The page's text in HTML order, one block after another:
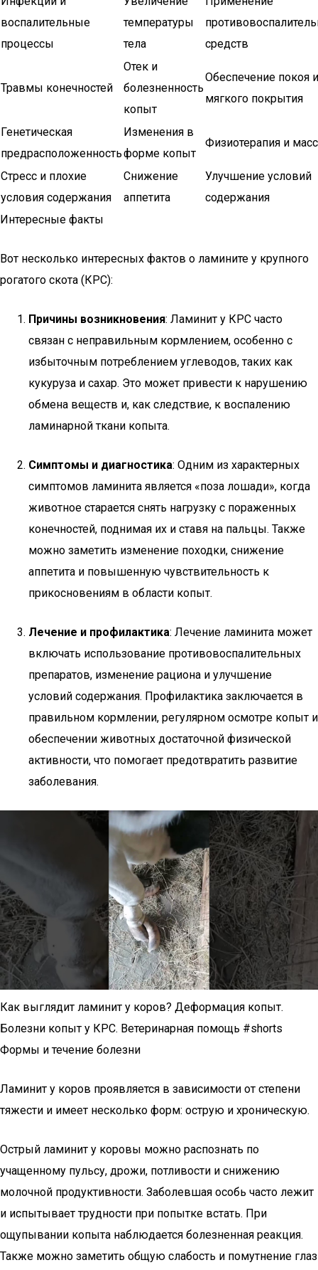
воспалительные
процессы
температуры
тела
средств
Травмы конечностей
Отек и
болезненность
копыт
Обеспечение покоя и
мягкого покрытия
Генетическая
предрасположенность
Изменения в
форме копыт
Физиотерапия и
Стресс и плохие
условия содержания
Снижение
аппетита
Улучшение условий
содержания
Интересные факты
Вот несколько интересных фактов о ламините у крупного
рогатого скота (КРС):
Причины возникновения: Ламинит у КРС часто
связан с неправильным кормлением, особенно с
избыточным потреблением углеводов, таких как
кукуруза и сахар. Это может привести к нарушению
обмена веществ и, как следствие, к воспалению
ламинарной ткани копыта.
Симптомы и диагностика: Одним из характерных
симптомов ламинита является «поза лошади», когда
животное старается снять нагрузку с пораженных
конечностей, поднимая их и ставя на пальцы. Также
можно заметить изменение походки, снижение
аппетита и повышенную чувствительность к
прикосновениям в области копыт.
Лечение и профилактика: Лечение ламинита может
включать использование противовоспалительных
препаратов, изменение рациона и улучшение
условий содержания. Профилактика заключается в
правильном кормлении, регулярном осмотре копыт и
обеспечении животных достаточной физической
активности, что помогает предотвратить развитие
заболевания.
Как выглядит ламинит у коров? Деформация копыт.
Болезни копыт у КРС. Ветеринарная помощь #shorts
Формы и течение болезни
Ламинит у коров проявляется в зависимости от степени
тяжести и имеет несколько форм: острую и хроническую.
Острый ламинит у коровы можно распознать по
учащенному пульсу, дрожи, потливости и снижению
молочной продуктивности. Заболевшая особь часто лежит
и испытывает трудности при попытке встать. При
ощупывании копыта наблюдается болезненная реакция.
Также можно заметить общую слабость и помутнение глаз